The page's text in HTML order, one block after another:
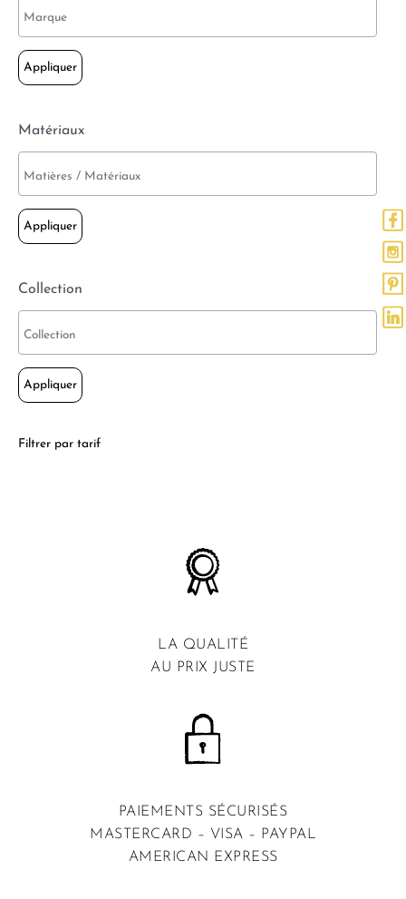
Appliquer
Matériaux
Appliquer
Collection
Appliquer
Filtrer par tarif
LA QUALITÉ
AU PRIX JUSTE
PAIEMENTS SÉCURISÉS
MASTERCARD – VISA – PAYPAL
AMERICAN EXPRESS